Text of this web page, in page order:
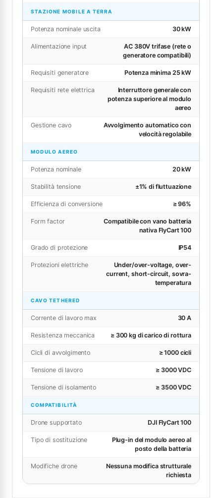
STAZIONE MOBILE A TERRA
Potenza nominale uscita 30 kW
Alimentazione input
AC 380V trifase (rete o
generatore compatibili)
Requisiti generatore Potenza minima 25 kW
Requisiti rete elettrica
Interruttore generale con
potenza superiore al modulo
aereo
Gestione cavo
Avvolgimento automatico con
velocità regolabile
MODULO AEREO
Potenza nominale 20 kW
Stabilità tensione ±1% di fluttuazione
Efficienza di conversione ≥ 96%
Form factor
Compatibile con vano batteria
nativa FlyCart 100
Grado di protezione IP54
Protezioni elettriche
Under/over-voltage, over-
current, short-circuit, sovra-
temperatura
CAVO TETHERED
Corrente di lavoro max 30 A
Resistenza meccanica ≥ 300 kg di carico di rottura
Cicli di avvolgimento ≥ 1000 cicli
Tensione di lavoro ≥ 3000 VDC
Tensione di isolamento ≥ 3500 VDC
COMPATIBILITÀ
Drone supportato DJI FlyCart 100
Tipo di sostituzione
Plug-in del modulo aereo al
posto della batteria
Modifiche drone
Nessuna modifica strutturale
richiesta